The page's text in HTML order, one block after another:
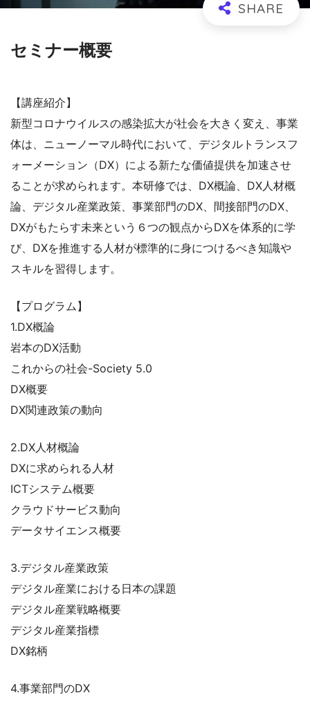
セミナー概要
【講座紹介】
新型コロナウイルスの感染拡大が社会を大きく変え、事業
体は、ニューノーマル時代において、デジタルトランスフ
ォーメーション（DX）による新たな価値提供を加速させ
ることが求められます。本研修では、DX概論、DX人材概
論、デジタル産業政策、事業部門のDX、間接部門のDX、
DXがもたらす未来という６つの観点からDXを体系的に学
び、DXを推進する人材が標準的に身につけるべき知識や
スキルを習得します。
【プログラム】
1.DX概論
岩本のDX活動
これからの社会-Society 5.0
DX概要
DX関連政策の動向
2.DX人材概論
DXに求められる人材
ICTシステム概要
クラウドサービス動向
データサイエンス概要
3.デジタル産業政策
デジタル産業における日本の課題
デジタル産業戦略概要
デジタル産業指標
DX銘柄
4.事業部門のDX